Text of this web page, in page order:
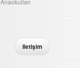
Anaokulları
Iletişim